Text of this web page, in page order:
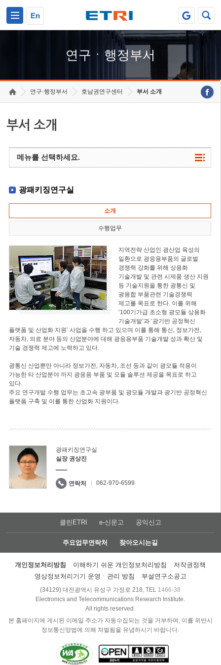
En
연구ㆍ행정부서
연구·행정부서 호남권연구센터 부서 소개
부서 소개
메뉴를 선택하세요.
광패키징연구실
소개
수행업무
지역전략 산업인 광산업 육성의
일환으로 광응용부품의 글로벌
경쟁력 강화를 위해 상용화
기술개발 및 관련 시제품 생산 지원
등 기술지원을 통한 광통신 및
광융합 부품관련 기술경쟁력
제고를 목표로 한다. 이를 위해
‘100기가급 초소형 광모듈 상용화
기술개발’과 ‘광기반 공정혁신
플랫폼 및 산업화 지원’ 사업을 수행 하고 있으며 이를 통해 통신, 정보가전,
자동차, 의료 분야 등의 산업분야에 대해 광응용부품 기술개발 성과 확산 및
기술 경쟁력 제고에 노력하고 있다.
광통신 산업뿐만 아니라 정보가전, 자동차, 조선 등과 같이 광모듈 적용이
가능한 타 산업분야 까지 광응용 부품 및 모듈 솔루션 제공을 목표로 하고
있다.
주요 연구개발 수행 업무는 초고속 광부품 및 광모듈 개발과 광기반 공정혁신
플랫폼 구축 및 이를 통한 산업화 지원이다.
광패키징연구실
실장 권상진
연락처 062-970-6599
클린ETRI e-신문고 공익신고
주요업무연락처 찾아오시는길
개인정보처리방침 이해하기 쉬운 개인정보처리방침
저작권정책
영상정보처리기기 운영ㆍ관리 방침
부설연구소공고
(34129) 대전광역시 유성구 가정로 218, TEL 1466-38
Electronics and Telecommunications Research Institute.
All rights reserved.
본 홈페이지에 게시된 이메일 주소가 자동수집되는 것을 거부하며, 이를 위반시
정보통신망법에 의해 처벌됨을 유념하시기 바랍니다.